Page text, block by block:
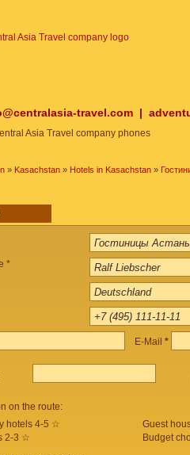
travel.com |
» Kasachstan » Hotels in Kasachstan »
*
E-Mail *
on the route:
hotels 4-5 ☆
2-3 ☆
Guest
Budget